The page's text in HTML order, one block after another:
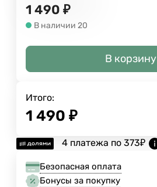
1 490 ₽
В наличии 20
В корзину
Итого:
1 490 ₽
4 платежа по 373₽
Безопасная оплата
Бонусы за покупку